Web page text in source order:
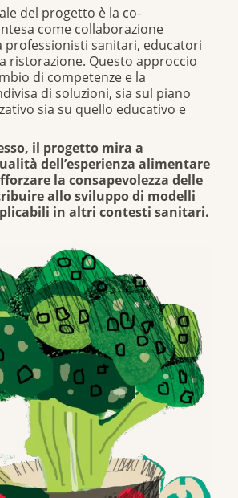
del progetto è la co-
come collaborazione
professionisti sanitari, educatori
ristorazione. Questo approccio
di competenze e la
di soluzioni, sia sul piano
sia su quello educativo e
il progetto mira a
dell’esperienza alimentare
la consapevolezza delle
allo sviluppo di modelli
in altri contesti sanitari.